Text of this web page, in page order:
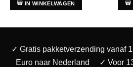
IN WINKELWAGEN
✓ Gratis pakketverzending vanaf
Euro naar Nederland
✓ Voor